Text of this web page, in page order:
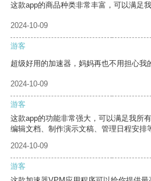
这款app的商品种类非常丰富，可以满足
2024-10-09
游客
超级好用的加速器，妈妈再也不用担心我
2024-10-09
游客
这款app的功能非常强大，可以满足我所
编辑文档、制作演示文稿、管理日程安排
2024-10-09
游客